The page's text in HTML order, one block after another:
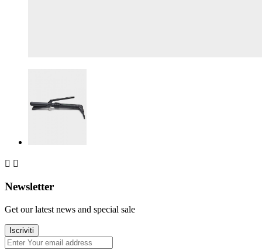
 
Newsletter
Get our latest news and special sale
Iscriviti